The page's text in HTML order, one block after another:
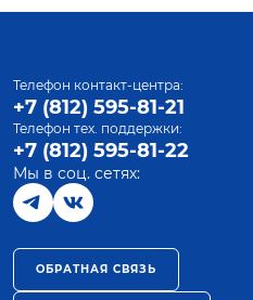
Телефон контакт-центра:
+7 (812) 595-81-21
Телефон тех. поддержки:
+7 (812) 595-81-22
Мы в соц. сетях:
ОБРАТНАЯ СВЯЗЬ